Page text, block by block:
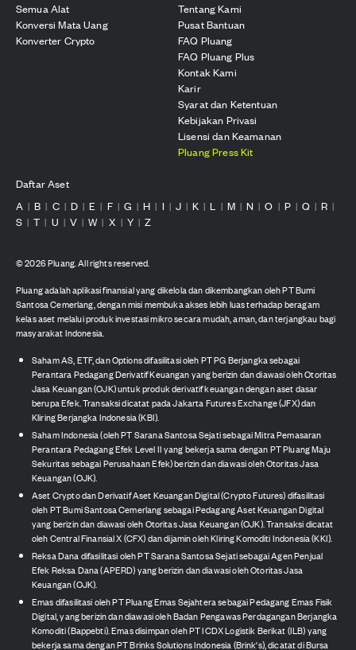
Semua Alat
Konversi Mata Uang
Konverter Crypto
Tentang Kami
Pusat Bantuan
FAQ Pluang
FAQ Pluang Plus
Kontak Kami
Karir
Syarat dan Ketentuan
Kebijakan Privasi
Lisensi dan Keamanan
Pluang Press Kit
Daftar Aset
A | B | C | D | E | F | G | H | I | J | K | L | M | N | O | P | Q | R |
S | T | U | V | W | X | Y | Z
©2026Pluang. All rights reserved.
Pluang adalah aplikasi finansial yang dikelola dan dikembangkan oleh PT Bumi
Santosa Cemerlang, dengan misi membuka akses lebih luas terhadap beragam
kelas aset melalui produk investasi mikro secara mudah, aman, dan terjangkau bagi
masyarakat Indonesia.
Saham AS, ETF, dan Options difasilitasi oleh PT PG Berjangka sebagai
Perantara Pedagang Derivatif Keuangan yang berizin dan diawasi oleh Otoritas
Jasa Keuangan (OJK) untuk produk derivatif keuangan dengan aset dasar
berupa Efek. Transaksi dicatat pada Jakarta Futures Exchange (JFX) dan
Kliring Berjangka Indonesia (KBI).
Saham Indonesia (oleh PT Sarana Santosa Sejati sebagai Mitra Pemasaran
Perantara Pedagang Efek Level II yang bekerja sama dengan PT Pluang Maju
Sekuritas sebagai Perusahaan Efek) berizin dan diawasi oleh Otoritas Jasa
Keuangan (OJK).
Aset Crypto dan Derivatif Aset Keuangan Digital (Crypto Futures) difasilitasi
oleh PT Bumi Santosa Cemerlang sebagai Pedagang Aset Keuangan Digital
yang berizin dan diawasi oleh Otoritas Jasa Keuangan (OJK). Transaksi dicatat
oleh Central Finansial X (CFX) dan dijamin oleh Kliring Komoditi Indonesia (KKI).
Reksa Dana difasilitasi oleh PT Sarana Santosa Sejati sebagai Agen Penjual
Efek Reksa Dana (APERD) yang berizin dan diawasi oleh Otoritas Jasa
Keuangan (OJK).
Emas difasilitasi oleh PT Pluang Emas Sejahtera sebagai Pedagang Emas Fisik
Digital, yang berizin dan diawasi oleh Badan Pengawas Perdagangan Berjangka
Komoditi (Bappebti). Emas disimpan oleh PT ICDX Logistik Berikat (ILB) yang
bekerja sama dengan PT Brinks Solutions Indonesia (Brink's), dicatat di Bursa